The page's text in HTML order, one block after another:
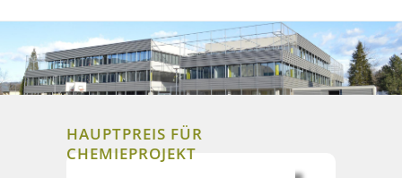
HAUPTPREIS FÜR
CHEMIEPROJEKT